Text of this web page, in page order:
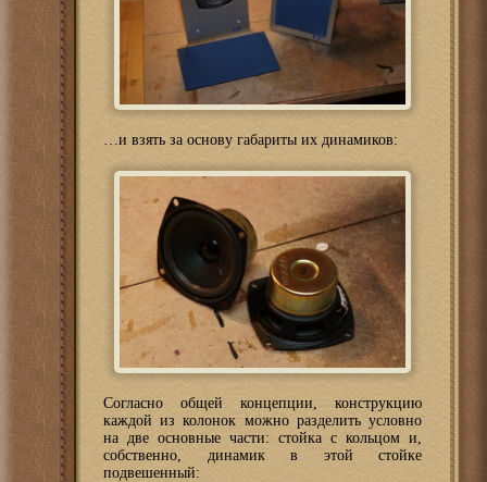
…и взять за основу габариты их динамиков:
Согласно общей концепции, конструкцию
каждой из колонок можно разделить условно
на две основные части: стойка с кольцом и,
собственно, динамик в этой стойке
подвешенный: